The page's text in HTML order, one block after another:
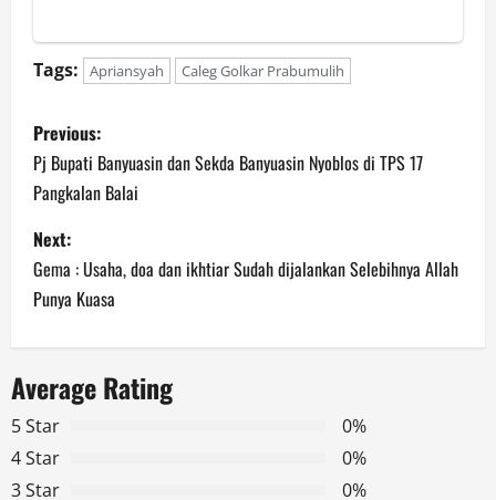
Tags: Apriansyah Caleg Golkar Prabumulih
P
o
s
t
n
a
v
i
Previous:
Pj Bupati Banyuasin dan Sekda Banyuasin Nyoblos di TPS 17
Pangkalan Balai
Next:
Gema : Usaha, doa dan ikhtiar Sudah dijalankan Selebihnya Allah
Punya Kuasa
Average Rating
5 Star
0%
4 Star
0%
3 Star
0%